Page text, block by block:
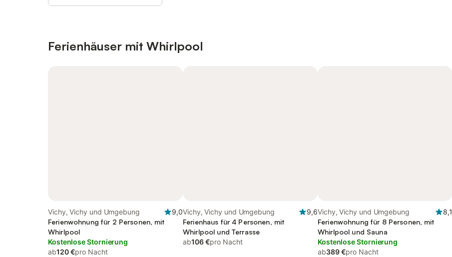
Ferienhäuser mit Whirlpool
Vichy, Vichy und Umgebung
9,0
Ferienwohnung für 2 Personen, mit
Whirlpool
Kostenlose Stornierung
ab120 €pro Nacht
Vichy, Vichy und Umgebung
9,6
Ferienhaus für 4 Personen, mit
Whirlpool und Terrasse
ab106 €pro Nacht
Vichy, Vichy und Umgebung
8,1
Ferienwohnung für 8 Personen, mit
Whirlpool und Sauna
Kostenlose Stornierung
ab389 €pro Nacht